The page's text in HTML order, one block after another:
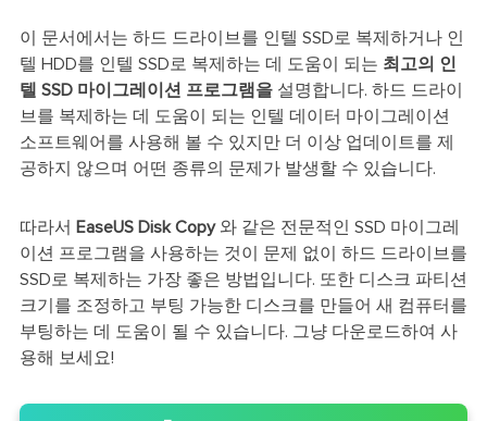
이 문서에서는 하드 드라이브를 인텔 SSD로 복제하거나 인
텔 HDD를 인텔 SSD로 복제하는 데 도움이 되는 최고의 인
텔 SSD 마이그레이션 프로그램을설명합니다. 하드 드라이
브를 복제하는 데 도움이 되는 인텔 데이터 마이그레이션
소프트웨어를 사용해 볼 수 있지만 더 이상 업데이트를 제
공하지 않으며 어떤 종류의 문제가 발생할 수 있습니다.
따라서 EaseUS Disk Copy와 같은 전문적인 SSD 마이그레
이션 프로그램을 사용하는 것이 문제 없이 하드 드라이브를
SSD로 복제하는 가장 좋은 방법입니다. 또한 디스크 파티션
크기를 조정하고 부팅 가능한 디스크를 만들어 새 컴퓨터를
부팅하는 데 도움이 될 수 있습니다. 그냥 다운로드하여 사
용해 보세요!